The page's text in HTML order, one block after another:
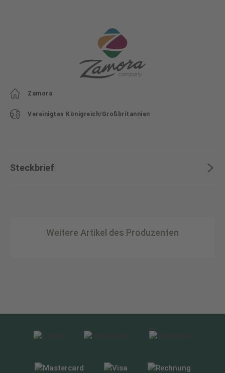
Zamora
Vereinigtes Königreich/Großbritannien
Steckbrief
Weitere Artikel des Produzenten